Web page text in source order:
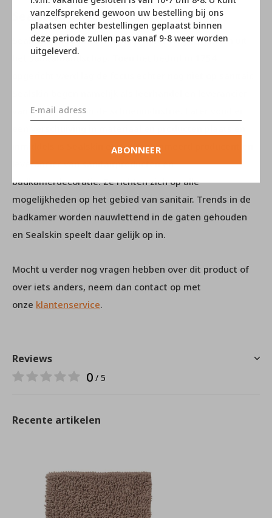
vanzelfsprekend gewoon uw bestelling bij ons
plaatsen echter bestellingen geplaatst binnen
deze periode zullen pas vanaf 9-8 weer worden
uitgeleverd.
ABONNEER
Sealskin
Sealskin is tegenwoordig niet meer weg te denken uit
het sanitairlandschap. Toen het bedrijf in 1754
van producten aan de schoenindustrie. Later vond er
inmiddels is Sealskin een gerenommeerd producent en
leverancier van sanitairproducten en
badkamerdecoratie. Ze richten zich op alle
mogelijkheden op het gebied van sanitair. Trends in de
badkamer worden nauwlettend in de gaten gehouden
en Sealskin speelt daar gelijk op in.
Mocht u verder nog vragen hebben over dit product of
over iets anders, neem dan contact op met
onze klantenservice.
Reviews
0 / 5
Recente artikelen